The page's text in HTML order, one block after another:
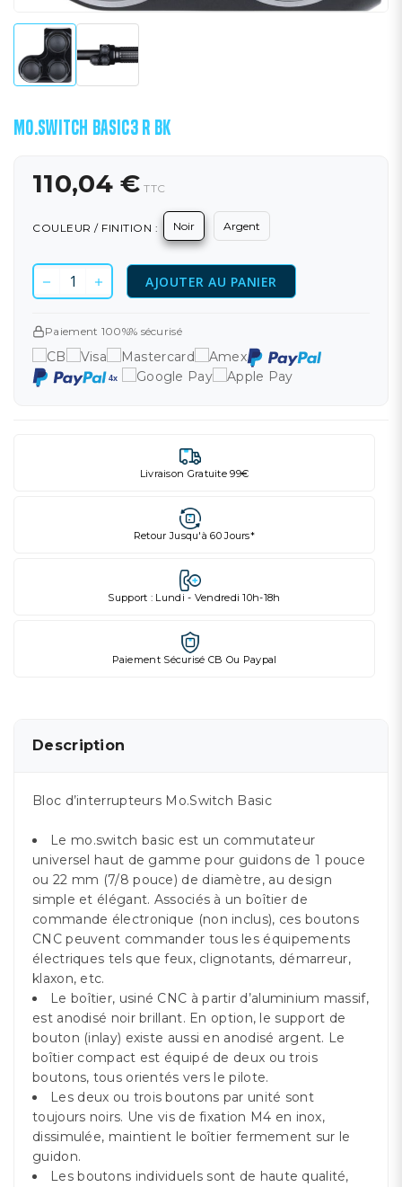
MO.SWITCH BASIC3 R BK
110,04 € TTC
COULEUR / FINITION : Noir Argent
AJOUTER AU PANIER
Paiement 100%% sécurisé
Livraison Gratuite 99€
Retour Jusqu'à 60 Jours*
Support : Lundi - Vendredi 10h-18h
Paiement Sécurisé CB Ou Paypal
Description
Bloc d’interrupteurs Mo.Switch Basic
Le mo.switch basic est un commutateur
universel haut de gamme pour guidons de 1 pouce
ou 22 mm (7/8 pouce) de diamètre, au design
simple et élégant. Associés à un boîtier de
commande électronique (non inclus), ces boutons
CNC peuvent commander tous les équipements
électriques tels que feux, clignotants, démarreur,
klaxon, etc.
Le boîtier, usiné CNC à partir d’aluminium massif,
est anodisé noir brillant. En option, le support de
bouton (inlay) existe aussi en anodisé argent. Le
boîtier compact est équipé de deux ou trois
boutons, tous orientés vers le pilote.
Les deux ou trois boutons par unité sont
toujours noirs. Une vis de fixation M4 en inox,
dissimulée, maintient le boîtier fermement sur le
guidon.
Les boutons individuels sont de haute qualité,